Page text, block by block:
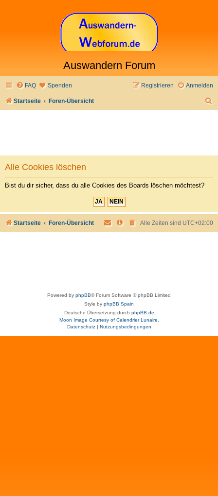
Auswandern Forum
FAQ Spenden Anmelden
Registrieren
Startseite Foren-Übersicht
Alle Cookies löschen
Bist du dir sicher, dass du alle Cookies des Boards löschen möchtest?
Startseite Foren-Übersicht Alle Zeiten sind UTC+02:00
Powered by phpBB® Forum Software © phpBB Limited
Style by phpBB Spain
Deutsche Übersetzung durch phpBB.de
Moon Image Courtesy of Calendrier Lunaire.
Datenschutz| Nutzungsbedingungen